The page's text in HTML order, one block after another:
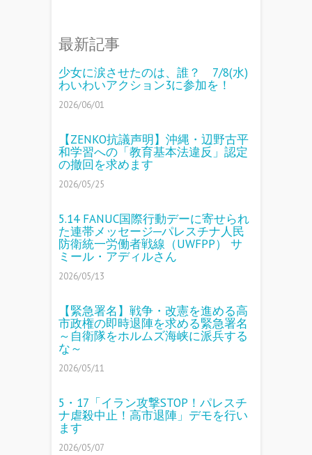
最新記事
少女に涙させたのは、誰？ 7/8(水)
わいわいアクション3に参加を！
2026/06/01
【ZENKO抗議声明】沖縄・辺野古平
和学習への「教育基本法違反」認定
の撤回を求めます
2026/05/25
5.14 FANUC国際行動デーに寄せられ
た連帯メッセージ─パレスチナ人民
防衛統一労働者戦線（UWFPP） サ
ミール・アディルさん
2026/05/13
【緊急署名】戦争・改憲を進める高
市政権の即時退陣を求める緊急署名
～自衛隊をホルムズ海峡に派兵する
な～
2026/05/11
5・17「イラン攻撃STOP！パレスチ
ナ虐殺中止！高市退陣」デモを行い
ます
2026/05/07